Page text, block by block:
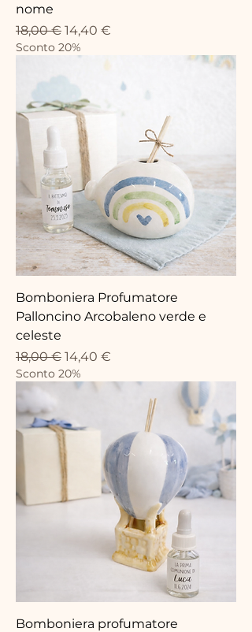
nome
Prix original
18,00 € Prix promotionnel
14,40 €
Sconto 20%
Bomboniera Profumatore
Palloncino Arcobaleno verde e
celeste
Prix original
18,00 € Prix promotionnel
14,40 €
Sconto 20%
Bomboniera profumatore